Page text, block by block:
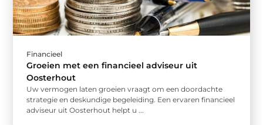
Financieel
Groeien met een financieel adviseur uit
Oosterhout
Uw vermogen laten groeien vraagt om een doordachte
strategie en deskundige begeleiding. Een ervaren financieel
adviseur uit Oosterhout helpt u ...